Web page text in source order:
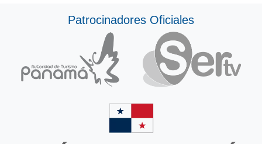
Patrocinadores Oficiales